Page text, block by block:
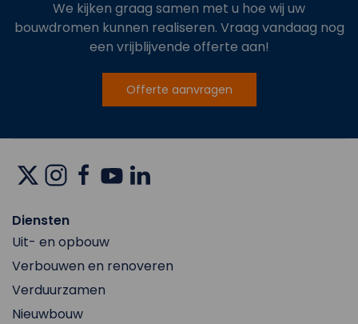
We kijken graag samen met u hoe wij uw
bouwdromen kunnen realiseren. Vraag vandaag nog
een vrijblijvende offerte aan!
Offerte aanvragen
Diensten
Uit- en opbouw
Verbouwen en renoveren
Verduurzamen
Nieuwbouw